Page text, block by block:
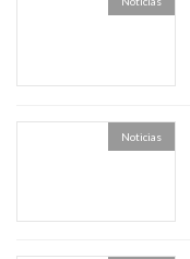
Noticias